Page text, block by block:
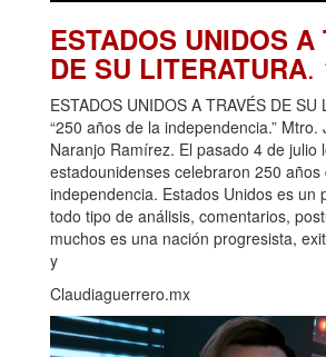
ESTADOS UNIDOS A
DE SU LITERATURA.
ESTADOS UNIDOS A TRAVÉS DE SU
“250 años de la independencia.” Mtro.
Naranjo Ramírez. El pasado 4 de julio
estadounidenses celebraron 250 años
independencia. Estados Unidos es un
todo tipo de análisis, comentarios,
muchos es una nación progresista,
y
Claudiaguerrero.mx